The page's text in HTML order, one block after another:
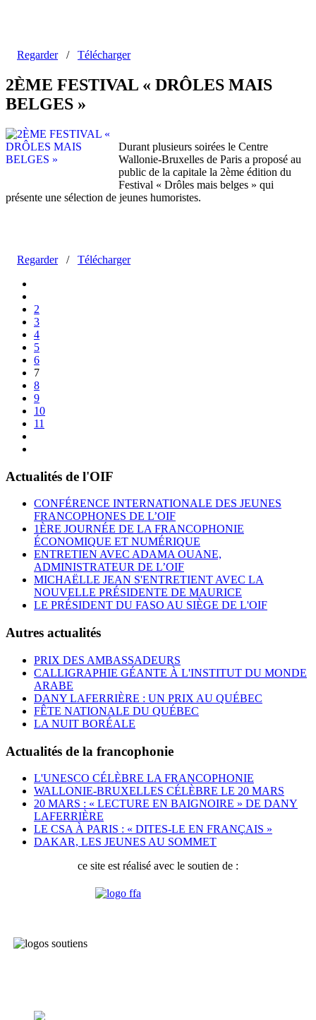
Regarder/ Télécharger
2ÈME FESTIVAL « DRÔLES MAIS
BELGES »
Durant plusieurs soirées le Centre
Wallonie-Bruxelles de Paris a proposé au
public de la capitale la 2ème édition du
Festival « Drôles mais belges » qui
présente une sélection de jeunes humoristes.
Regarder/ Télécharger
2
3
4
5
6
7
8
9
10
11
Actualités de l'OIF
CONFÉRENCE INTERNATIONALE DES JEUNES
FRANCOPHONES DE L’OIF
1ÈRE JOURNÉE DE LA FRANCOPHONIE
ÉCONOMIQUE ET NUMÉRIQUE
ENTRETIEN AVEC ADAMA OUANE,
ADMINISTRATEUR DE L’OIF
MICHAËLLE JEAN S'ENTRETIENT AVEC LA
NOUVELLE PRÉSIDENTE DE MAURICE
LE PRÉSIDENT DU FASO AU SIÈGE DE L'OIF
Autres actualités
PRIX DES AMBASSADEURS
CALLIGRAPHIE GÉANTE À L'INSTITUT DU MONDE
ARABE
DANY LAFERRIÈRE : UN PRIX AU QUÉBEC
FÊTE NATIONALE DU QUÉBEC
LA NUIT BORÉALE
Actualités de la francophonie
L'UNESCO CÉLÈBRE LA FRANCOPHONIE
WALLONIE-BRUXELLES CÉLÈBRE LE 20 MARS
20 MARS : « LECTURE EN BAIGNOIRE » DE DANY
LAFERRIÈRE
LE CSA À PARIS : « DITES-LE EN FRANÇAIS »
DAKAR, LES JEUNES AU SOMMET
ce site est réalisé avec le soutien de :